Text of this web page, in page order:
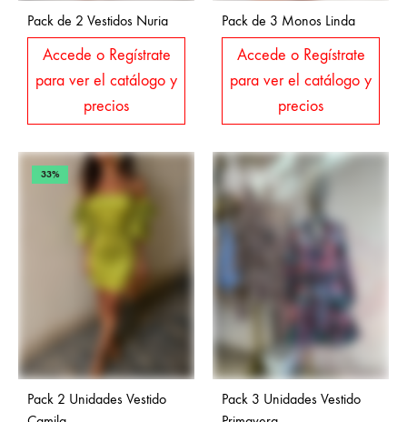
Pack de 2 Vestidos Nuria
Accede o Regístrate
para ver el catálogo y
precios
Pack de 3 Monos Linda
Accede o Regístrate
para ver el catálogo y
precios
33%
Pack 2 Unidades Vestido
Pack 3 Unidades Vestido